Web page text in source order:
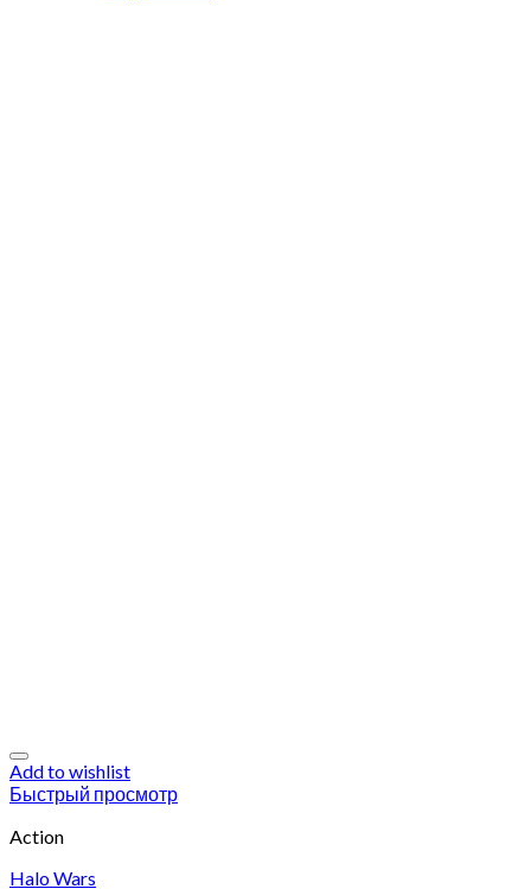
Add to wishlist
Быстрый просмотр
Action
Halo Wars